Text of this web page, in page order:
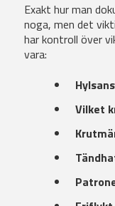
Exakt hur man
noga, men det
har kontroll över
vara:
Vilket